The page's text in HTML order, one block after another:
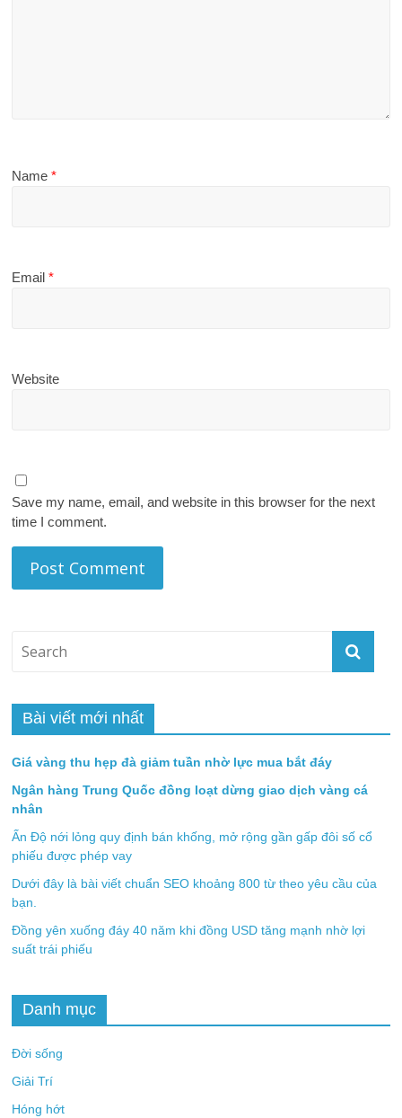
Name*
Email*
Website
Save my name, email, and website in this browser for the next
time I comment.
Bài viết mới nhất
Giá vàng thu hẹp đà giảm tuần nhờ lực mua bắt đáy
Ngân hàng Trung Quốc đồng loạt dừng giao dịch vàng cá
nhân
Ấn Độ nới lỏng quy định bán khống, mở rộng gần gấp đôi số cổ
phiếu được phép vay
Dưới đây là bài viết chuẩn SEO khoảng 800 từ theo yêu cầu của
bạn.
Đồng yên xuống đáy 40 năm khi đồng USD tăng mạnh nhờ lợi
suất trái phiếu
Danh mục
Đời sống
Giải Trí
Hóng hớt